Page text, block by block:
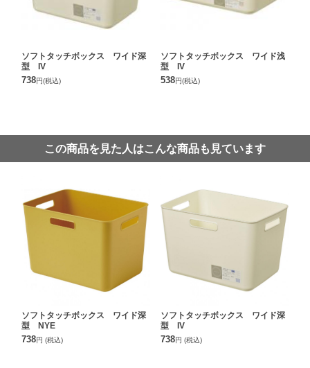
ソフトタッチボックス ワイド深
型 IV
738円(税込)
ソフトタッチボックス ワイド浅
型 IV
538円(税込)
この商品を見た人はこんな商品も見ています
ソフトタッチボックス ワイド深
型 NYE
738円 (税込)
ソフトタッチボックス ワイド深
型 IV
738円 (税込)